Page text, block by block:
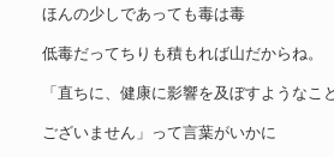
ほんの少しであっても毒は毒
低毒だってちりも積もれば山だからね。
「直ちに、健康に影響を及ぼすようなこ
ございません」って言葉がいかに